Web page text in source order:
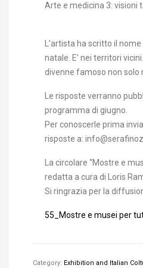
Arte e medicina 3: visioni
L’artista ha scritto il
natale. E’ nei territori
divenne famoso non solo
Le risposte verranno
programma di giugno.
Per conoscerle prima
risposte a:
La circolare “Mostre e
redatta a cura di Loris
Si ringrazia per la
55_Mostre e musei per
Category: Exhibition and Italian